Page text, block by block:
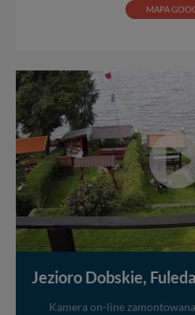
MAPA
Jezioro Dobskie, Fuleda
Kamera on-line